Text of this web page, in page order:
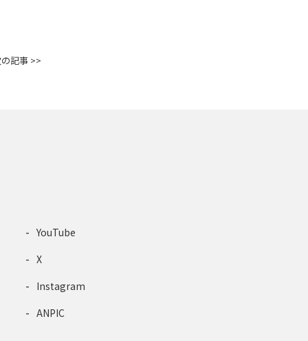
記事 >>
YouTube
X
Instagram
ANPIC